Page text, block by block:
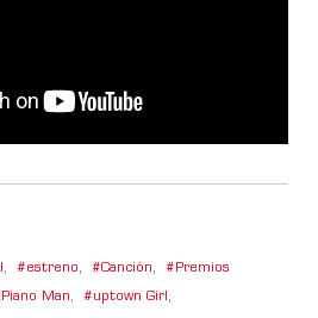
, estreno, Canción, Premios
Piano Man, uptown Girl ,